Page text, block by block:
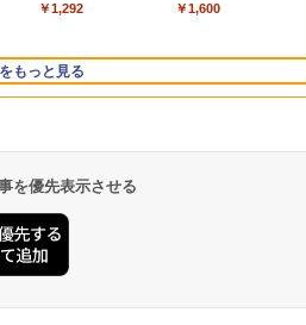
、
イ
ル
512GB SSD インテ
￥129,800
型/Core i5/16GB/SSD
FMVWK3E15W_AZ
￥139,880
インゲームコード】
ラインコード版
￥3,200
ード版
￥3,600
に
！
め
入
￥1,292
トリストと最新エミュ
￥1,600
もっと見る
を優先表示させる